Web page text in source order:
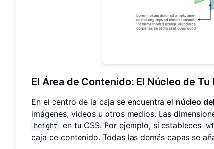
El Área de Contenido: El Núcleo de Tu
En el centro de la caja se encuentra el núcleo
imágenes, videos u otros medios. Las
height en tu CSS. Por ejemplo, si estableces
caja de contenido. Todas las demás capas se